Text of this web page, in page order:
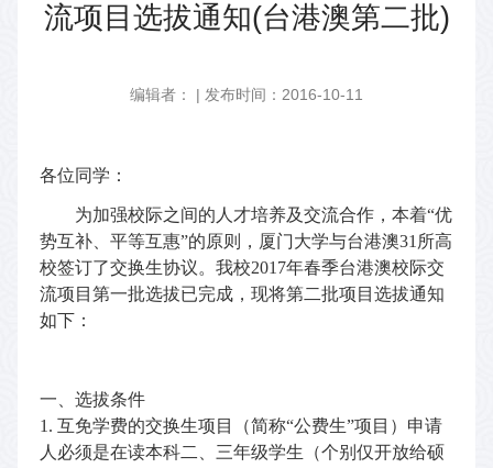
流项目选拔通知(台港澳第二批)
编辑者： | 发布时间：2016-10-11
各位同学：
为加强校际之间的人才培养及交流合作，本着“优
势互补、平等互惠”的原则，厦门大学与台港澳31 所高
校签订了交换生协议。我校2017年春季台港澳校际交
流项目第一批选拔已完成，现将第二批项目选拔通知
如下：
一、选拔条件
1. 互免学费的交换生项目（简称“公费生”项目）申请
人必须是在读本科二、三年级学生（个别仅开放给硕